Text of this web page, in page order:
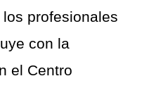
profesionales
con la
el Centro